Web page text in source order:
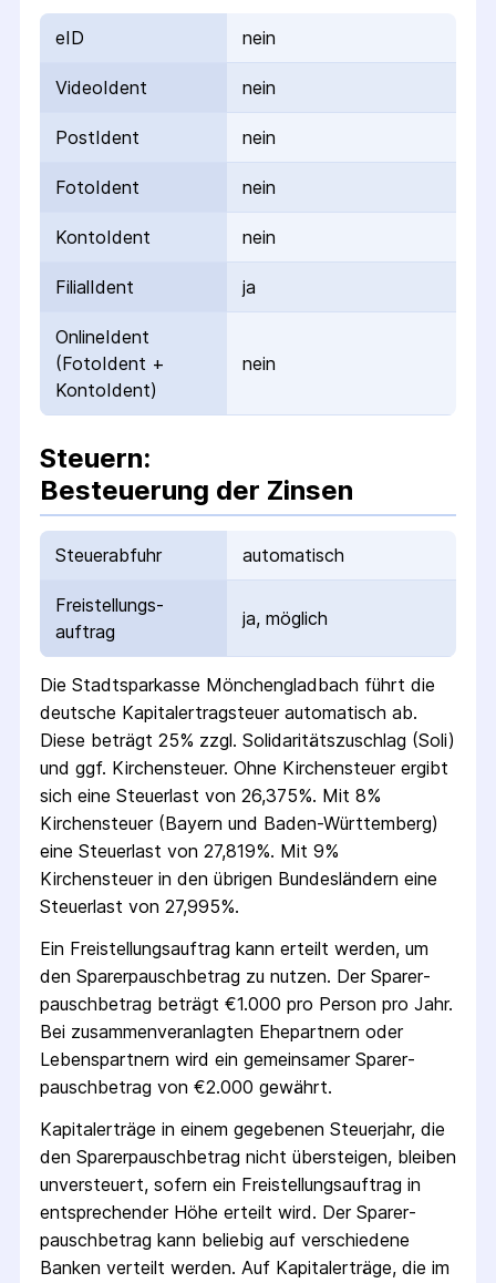
eID nein
VideoIdent nein
PostIdent nein
FotoIdent nein
KontoIdent nein
FilialIdent ja
OnlineIdent
(FotoIdent +
KontoIdent)
nein
Steuern:
Besteuerung der Zinsen
Steuerabfuhr automatisch
Freistellungs­
auftrag
ja, möglich
Die Stadtsparkasse Mönchengladbach führt die
deutsche Kapital­ertrag­steuer automatisch ab.
Diese beträgt 25% zzgl. Solidaritäts­zuschlag (Soli)
und ggf. Kirchensteuer. Ohne Kirchensteuer ergibt
sich eine Steuerlast von 26,375%. Mit 8%
Kirchensteuer (Bayern und Baden-Württemberg)
eine Steuerlast von 27,819%. Mit 9%
Kirchensteuer in den übrigen Bundesländern eine
Steuerlast von 27,995%.
Ein Freistellungs­auftrag kann erteilt werden, um
den Sparer­pausch­betrag zu nutzen. Der Sparer­
pausch­betrag beträgt €1.000 pro Person pro Jahr.
Bei zusammenveranlagten Ehepartnern oder
Lebenspartnern wird ein gemeinsamer Sparer­
pausch­betrag von €2.000 gewährt.
Kapitalerträge in einem gegebenen Steuerjahr, die
den Sparer­pausch­betrag nicht übersteigen, bleiben
unversteuert, sofern ein Freistellungs­auftrag in
entsprechender Höhe erteilt wird. Der Sparer­
pausch­betrag kann beliebig auf verschiedene
Banken verteilt werden. Auf Kapitalerträge, die im